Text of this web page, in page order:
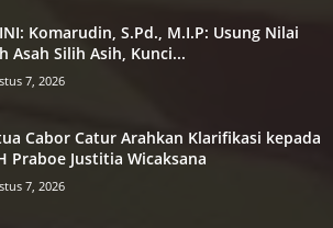
Komarudin, S.Pd., M.I.P: Usung Nilai
Asah Silih Asih, Kunci...
7, 2026
Cabor Catur Arahkan Klarifikasi kepada
Praboe Justitia Wicaksana
7, 2026